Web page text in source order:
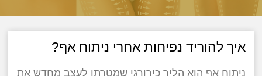
איך להוריד נפיחות אחרי ניתוח אף?
ניתוח אף הוא הליך כירורגי שמטרתו לעצב מחדש את